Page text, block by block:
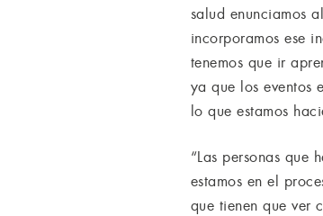
salud enunciamos
incorporamos ese
tenemos que ir
ya que los eventos
lo que estamos
“Las personas que
estamos en el
que tienen que ver